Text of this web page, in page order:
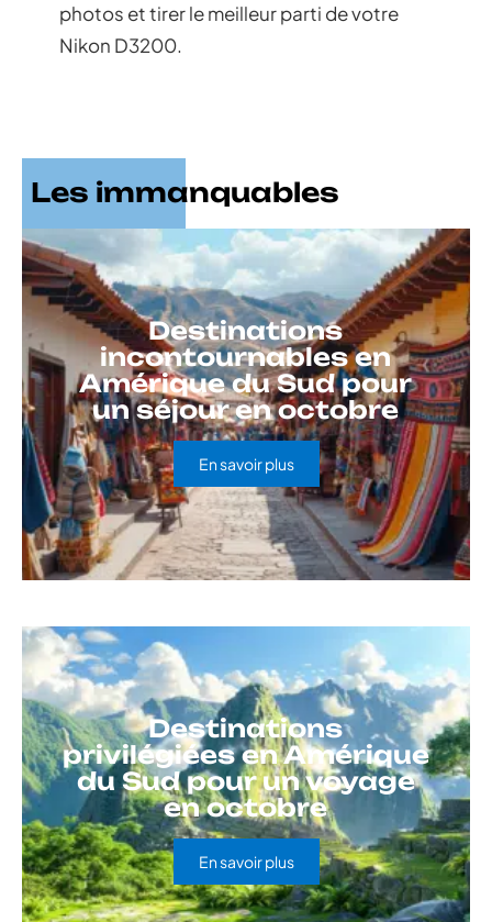
photos et tirer le meilleur parti de votre
Nikon D3200.
Les immanquables
Destinations
incontournables en
Amérique du Sud pour
un séjour en octobre
En savoir plus
Destinations
privilégiées en Amérique
du Sud pour un voyage
en octobre
En savoir plus